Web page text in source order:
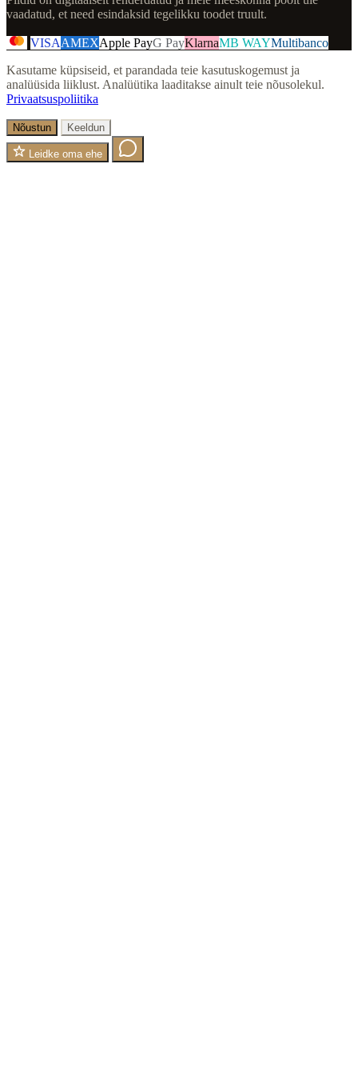
vaadatud, et need esindaksid tegelikku toodet truult.
VISAAMEXApple PayG PayKlarnaMB WAYMultibanco
Kasutame küpsiseid, et parandada teie kasutuskogemust ja
analüüsida liiklust. Analüütika laaditakse ainult teie nõusolekul.
Privaatsuspoliitika
Nõustun Keeldun
Leidke oma ehe